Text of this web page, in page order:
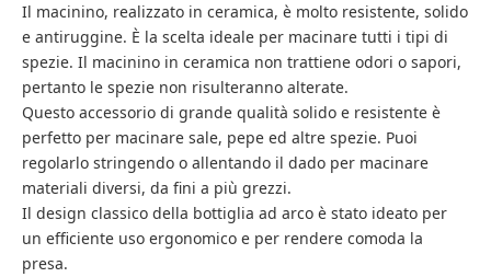
Il macinino, realizzato in ceramica, è molto resistente, solido
e antiruggine. È la scelta ideale per macinare tutti i tipi di
spezie. Il macinino in ceramica non trattiene odori o sapori,
pertanto le spezie non risulteranno alterate.
Questo accessorio di grande qualità solido e resistente è
perfetto per macinare sale, pepe ed altre spezie. Puoi
regolarlo stringendo o allentando il dado per macinare
materiali diversi, da fini a più grezzi.
Il design classico della bottiglia ad arco è stato ideato per
un efficiente uso ergonomico e per rendere comoda la
presa.